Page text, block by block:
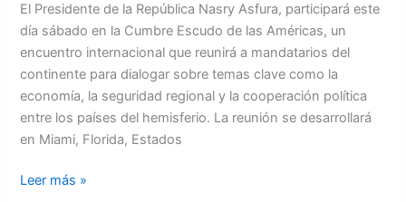
El Presidente de la República Nasry Asfura, participará este
día sábado en la Cumbre Escudo de las Américas, un
encuentro internacional que reunirá a mandatarios del
continente para dialogar sobre temas clave como la
economía, la seguridad regional y la cooperación política
entre los países del hemisferio. La reunión se desarrollará
en Miami, Florida, Estados
Leer más »